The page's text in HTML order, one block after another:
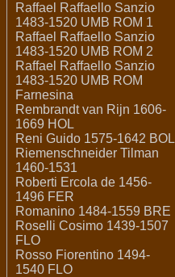
Raffael Raffaello Sanzio
1483-1520 UMB ROM 1
Raffael Raffaello Sanzio
1483-1520 UMB ROM 2
Raffael Raffaello Sanzio
1483-1520 UMB ROM
Farnesina
Rembrandt van Rijn 1606-
1669 HOL
Reni Guido 1575-1642 BOL
Riemenschneider Tilman
1460-1531
Roberti Ercola de 1456-
1496 FER
Romanino 1484-1559 BRE
Roselli Cosimo 1439-1507
FLO
Rosso Fiorentino 1494-
1540 FLO